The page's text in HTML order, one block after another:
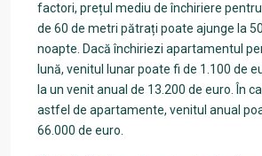
factori, prețul mediu de închiriere
de 60 de metri pătrați poate ajunge la
noapte. Dacă închiriezi apartamentul
lună, venitul lunar poate fi de 1.100 de
la un venit anual de 13.200 de euro. În
astfel de apartamente, venitul anual
66.000 de euro.